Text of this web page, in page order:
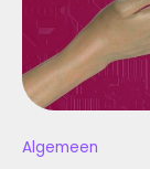
Algemeen
STUK
SLIMMER